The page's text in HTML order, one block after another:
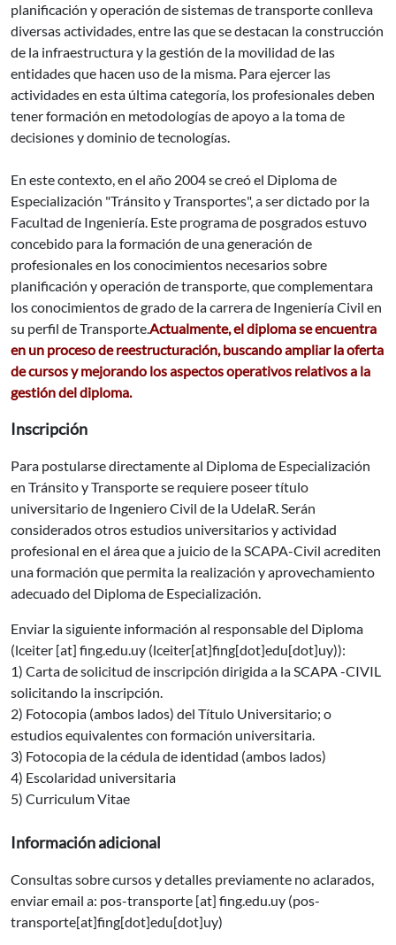
planificación y operación de sistemas de transporte conlleva
diversas actividades, entre las que se destacan la construcción
de la infraestructura y la gestión de la movilidad de las
entidades que hacen uso de la misma. Para ejercer las
actividades en esta última categoría, los profesionales deben
tener formación en metodologías de apoyo a la toma de
decisiones y dominio de tecnologías.
En este contexto, en el año 2004 se creó el Diploma de
Especialización "Tránsito y Transportes", a ser dictado por la
Facultad de Ingeniería. Este programa de posgrados estuvo
concebido para la formación de una generación de
profesionales en los conocimientos necesarios sobre
planificación y operación de transporte, que complementara
los conocimientos de grado de la carrera de Ingeniería Civil en
su perfil de Transporte.Actualmente, el diploma se encuentra
en un proceso de reestructuración, buscando ampliar la oferta
de cursos y mejorando los aspectos operativos relativos a la
gestión del diploma.
Inscripción
Para postularse directamente al Diploma de Especialización
en Tránsito y Transporte se requiere poseer título
universitario de Ingeniero Civil de la UdelaR. Serán
considerados otros estudios universitarios y actividad
profesional en el área que a juicio de la SCAPA-Civil acrediten
una formación que permita la realización y aprovechamiento
adecuado del Diploma de Especialización.
Enviar la siguiente información al responsable del Diploma
(lceiter [at] fing.edu.uy (lceiter[at]fing[dot]edu[dot]uy)):
1) Carta de solicitud de inscripción dirigida a la SCAPA -CIVIL
solicitando la inscripción.
2) Fotocopia (ambos lados) del Título Universitario; o
estudios equivalentes con formación universitaria.
3) Fotocopia de la cédula de identidad (ambos lados)
4) Escolaridad universitaria
5) Curriculum Vitae
Información adicional
Consultas sobre cursos y detalles previamente no aclarados,
enviar email a: pos-transporte [at] fing.edu.uy (pos-
transporte[at]fing[dot]edu[dot]uy)